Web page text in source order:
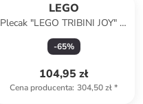
LEGO
Plecak "LEGO TRIBINI JOY" w
kolorze czarnym - 29 x 40 x
12 cm
-65%
104,95 zł
Cena producenta: 304,50 zł*